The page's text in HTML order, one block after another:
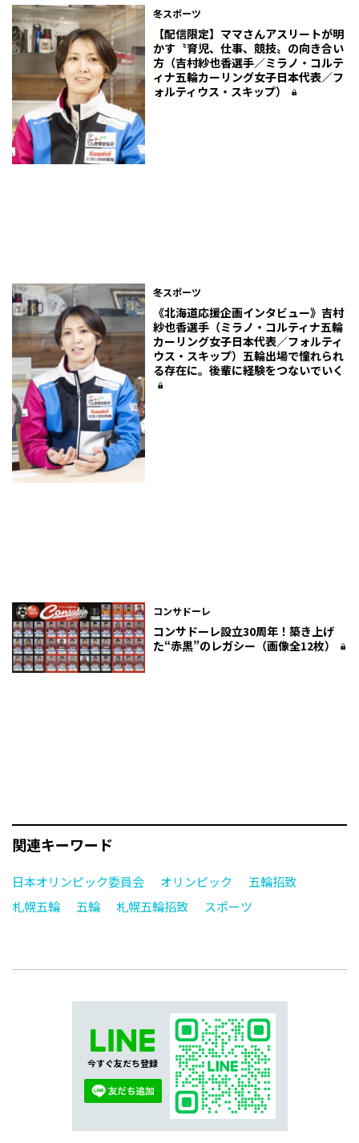
冬スポーツ
【配信限定】ママさんアスリートが明
かす〝育児、仕事、競技〟の向き合い
方（吉村紗也香選手／ミラノ・コルテ
ィナ五輪カーリング女子日本代表／フ
ォルティウス・スキップ）
冬スポーツ
《北海道応援企画インタビュー》吉村
紗也香選手（ミラノ・コルティナ五輪
カーリング女子日本代表／フォルティ
ウス・スキップ）五輪出場で憧れられ
る存在に。後輩に経験をつないでいく
コンサドーレ
コンサドーレ設立30周年！築き上げ
た“赤黒”のレガシー（画像全12枚）
関連キーワード
日本オリンピック委員会 オリンピック
五輪招致
札幌五輪
五輪 札幌五輪招致 スポーツ
今すぐ友だち登録